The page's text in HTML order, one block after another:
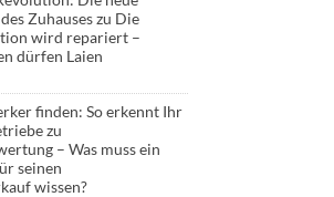
Zuhauseszu Die
wird repariert –
dürfen Laien
finden: So erkennt Ihr
zu
– Was muss ein
seinen
wissen?